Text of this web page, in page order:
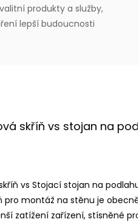
produkty a služby,
lepší budoucnosti
stojan na podlahu:
stojan na podlahu : Co je
na stěnu je obecně
stísněné prostory a ...